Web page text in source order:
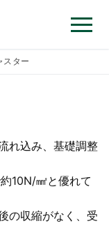
スター
れ込み、基礎調整
10N/㎟と優れて
の収縮がなく、受